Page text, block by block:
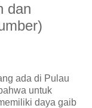
dan
ada di Pulau
untuk
daya gaib